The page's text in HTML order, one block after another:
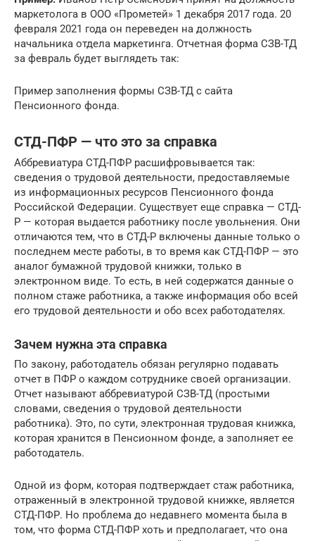
маркетолога в ООО «Прометей» 1 декабря 2017 года. 20
февраля 2021 года он переведен на должность
начальника отдела маркетинга. Отчетная форма СЗВ-ТД
за февраль будет выглядеть так:
Пример заполнения формы СЗВ-ТД с сайта
Пенсионного фонда.
СТД-ПФР — что это за справка
Аббревиатура СТД-ПФР расшифровывается так:
сведения о трудовой деятельности, предоставляемые
из информационных ресурсов Пенсионного фонда
Российской Федерации. Существует еще справка — СТД-
Р — которая выдается работнику после увольнения. Они
отличаются тем, что в СТД-Р включены данные только о
последнем месте работы, в то время как СТД-ПФР — это
аналог бумажной трудовой книжки, только в
электронном виде. То есть, в ней содержатся данные о
полном стаже работника, а также информация обо всей
его трудовой деятельности и обо всех работодателях.
Зачем нужна эта справка
По закону, работодатель обязан регулярно подавать
отчет в ПФР о каждом сотруднике своей организации.
Отчет называют аббревиатурой СЗВ-ТД (простыми
словами, сведения о трудовой деятельности
работника). Это, по сути, электронная трудовая книжка,
которая хранится в Пенсионном фонде, а заполняет ее
работодатель.
Одной из форм, которая подтверждает стаж работника,
отраженный в электронной трудовой книжке, является
СТД-ПФР. Но проблема до недавнего момента была в
том, что форма СТД-ПФР хоть и предполагает, что она